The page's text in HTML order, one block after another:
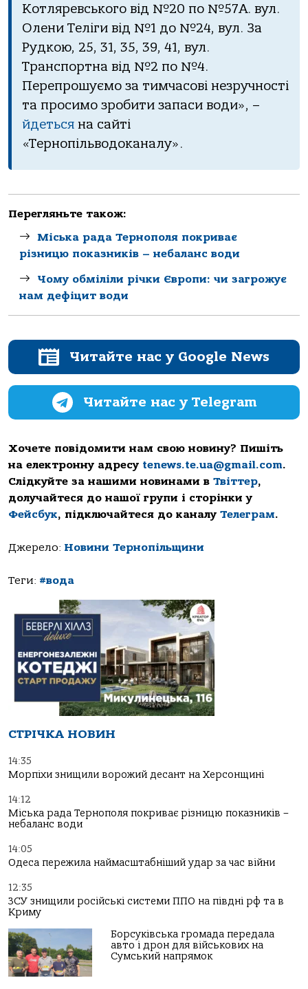
Котляревського від №20 по №57А. вул.
Олени Теліги від №1 до №24, вул. За
Рудкою, 25, 31, 35, 39, 41, вул.
Транспортна від №2 по №4.
Перепрошуємо за тимчасові незручності
та просимо зробити запаси води», –
йдеться на сайті
«Тернопільводоканалу».
Перегляньте також:
Міська рада Тернополя покриває
різницю показників – небаланс води
Чому обміліли річки Європи: чи загрожує
нам дефіцит води
Читайте нас у Google News
Читайте нас у Telegram
Хочете повідомити нам свою новину? Пишіть
на електронну адресу tenews.te.ua@gmail.com.
Слідкуйте за нашими новинами в Твіттер,
долучайтеся до нашої групи і сторінки у
Фейсбук, підключайтеся до каналу Телеграм.
Джерело: Новини Тернопільщини
Теги: #вода
СТРІЧКА НОВИН
14:35
Морпіхи знищили ворожий десант на Херсонщині
14:12
Міська рада Тернополя покриває різницю показників –
небаланс води
14:05
Одеса пережила наймасштабніший удар за час війни
12:35
ЗСУ знищили російські системи ППО на півдні рф та в
Криму
Борсуківська громада передала
авто і дрон для військових на
Сумський напрямок